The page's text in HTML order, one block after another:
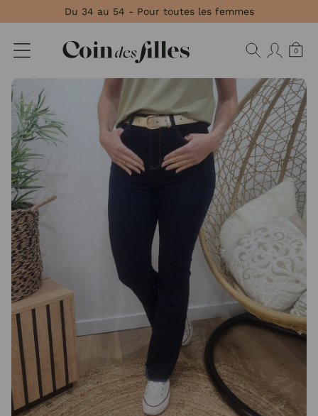
Du 34 au 54 - Pour toutes les femmes
0
Panneau de gestion des cookies